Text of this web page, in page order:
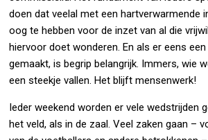
doen dat veelal met een hartverwarmende
oog te hebben voor de inzet van al die
hiervoor doet wonderen. En als er eens
gemaakt, is begrip belangrijk. Immers, wie
een steekje vallen. Het blijft mensenwerk!
Ieder weekend worden er vele wedstrijden
het veld, als in de zaal. Veel zaken gaan –